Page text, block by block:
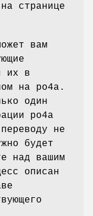
странице
вам
их в
на po4a.
один
po4a
не
будет
над вашим
описан